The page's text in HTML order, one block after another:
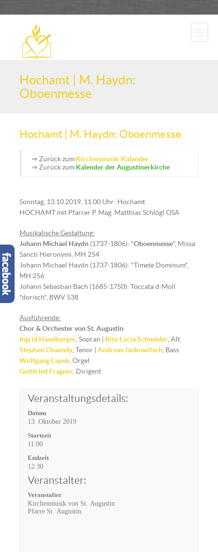
Hochamt | M. Haydn:
Oboenmesse
Hochamt | M. Haydn: Oboenmesse
⇒ Zurück zum Kirchenmusik-Kalender
⇒ Zurück zum Kalender der Augustinerkirche
Sonntag, 13.10.2019, 11.00 Uhr: Hochamt
HOCHAMT mit Pfarrer P. Mag. Matthias Schlögl OSA
Musikalische Gestaltung:
Johann Michael Haydn (1737-1806): "Oboenmesse", Missa
Sancti Hieronymi, MH 254
Johann Michael Haydn (1737-1806): "Timete Dominum",
MH 256
Johann Sebastian Bach (1685-1750): Toccata d-Moll
"dorisch", BWV 538
Ausführende:
Chor & Orchester von St. Augustin
Ingrid Haselberger , Sopran | Rita-Lucia Schneider , Alt
Stephen Chaundy, Tenor | Andreas Jankowitsch , Bass
Wolfgang Capek , Orgel
Gottfried Fragner , Dirigent
Veranstaltungsdetails:
Datum
13. Oktober 2019
Startzeit
11:00
Endzeit
12:30
Veranstalter:
Veranstalter
Kirchenmusik von St. Augustin
Pfarre St. Augustin